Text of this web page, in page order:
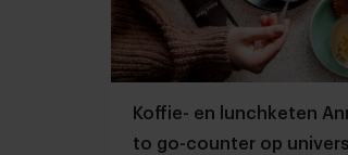
Koffie- en lunchketen
to go-counter op